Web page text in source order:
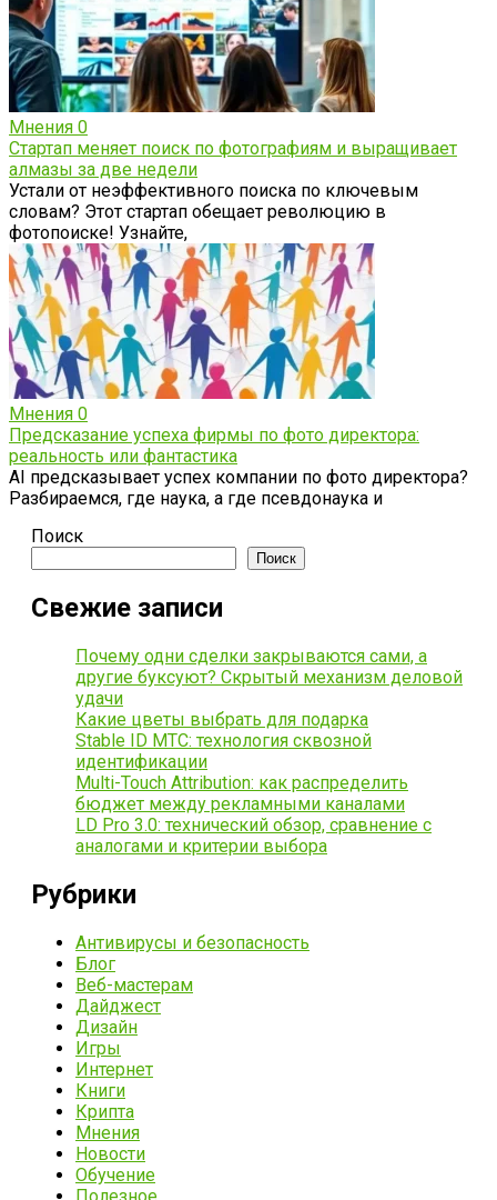
Мнения 0
Стартап меняет поиск по фотографиям и выращивает
алмазы за две недели
Устали от неэффективного поиска по ключевым
словам? Этот стартап обещает революцию в
фотопоиске! Узнайте,
Мнения 0
Предсказание успеха фирмы по фото директора:
реальность или фантастика
AI предсказывает успех компании по фото директора?
Разбираемся, где наука, а где псевдонаука и
Поиск
Поиск
Свежие записи
Почему одни сделки закрываются сами, а
другие буксуют? Скрытый механизм деловой
удачи
Какие цветы выбрать для подарка
Stable ID МТС: технология сквозной
идентификации
Multi-Touch Attribution: как распределить
бюджет между рекламными каналами
LD Pro 3.0: технический обзор, сравнение с
аналогами и критерии выбора
Рубрики
Антивирусы и безопасность
Блог
Веб-мастерам
Дайджест
Дизайн
Игры
Интернет
Книги
Крипта
Мнения
Новости
Обучение
Полезное